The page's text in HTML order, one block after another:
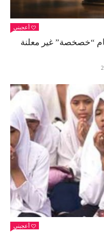
أعجبني
“خصخصة” غير معلنة
أعجبني